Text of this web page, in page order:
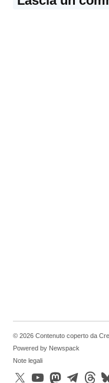
© 2026 Contenuto coperto da
Powered by Newspack
Note legali
X
YouTubeMastodonTelegramThreads